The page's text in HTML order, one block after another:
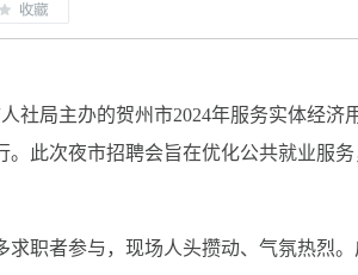
社局主办的贺州市2024年服务实体经济
此次夜市招聘会旨在优化公共就业服
求职者参与，现场人头攒动、气氛热烈